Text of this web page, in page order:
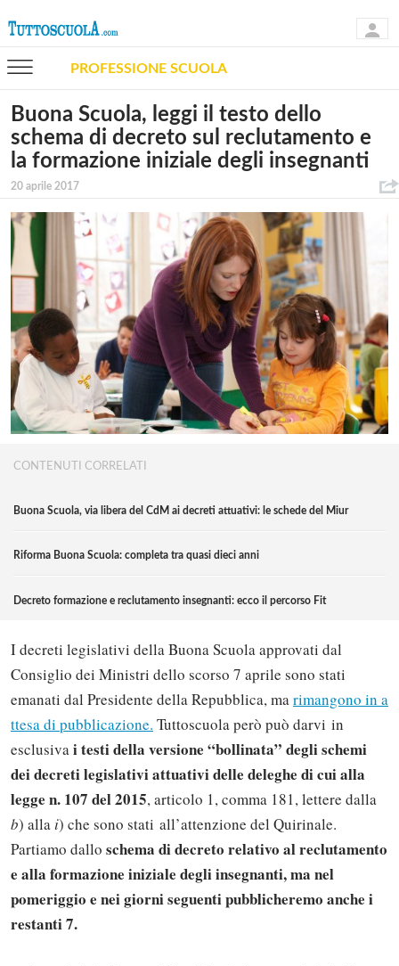
PROFESSIONE SCUOLA
Buona Scuola, leggi il testo dello
schema di decreto sul reclutamento e
la formazione iniziale degli insegnanti
20 aprile 2017
CONTENUTI CORRELATI
Buona Scuola, via libera del CdM ai decreti attuativi: le schede del Miur
Riforma Buona Scuola: completa tra quasi dieci anni
Decreto formazione e reclutamento insegnanti: ecco il percorso Fit
I decreti legislativi della Buona Scuola approvati dal
Consiglio dei Ministri dello scorso 7 aprile sono stati
emanati dal Presidente della Repubblica, marimangono in a
ttesa di pubblicazione. Tuttoscuola però può darvi in
esclusivai testi della versione “bollinata” degli schemi
dei decreti legislativi attuativi delle deleghe di cui alla
legge n. 107 del 2015, articolo 1, comma 181, lettere dalla
b) alla i) che sono stati all’attenzione del Quirinale.
Partiamo dallo schema di decreto relativo al reclutamento
e alla formazione iniziale degli insegnanti, ma nel
pomeriggio e nei giorni seguenti pubblicheremo anche i
restanti 7.